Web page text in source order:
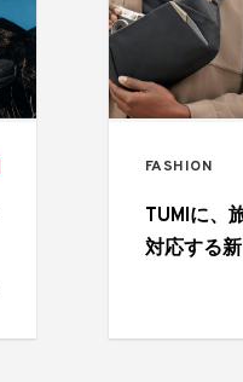
FASHION
TUMIに、
対応する